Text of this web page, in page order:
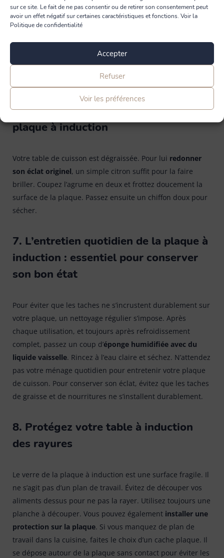
sur ce site. Le fait de ne pas consentir ou de retirer son consentement peut
avoir un effet négatif sur certaines caractéristiques et fonctions. Voir la
Politique de confidentialité
Accepter
Refuser
Voir les préférences
6. Le citron pour faire briller votre
plaque à induction
Votre table de cuisson est dégraissée. Pour lui redonner
son éclat originel, un simple citron suffit pour la faire
briller. Coupez l’agrume en deux et frottez doucement la
surface de la plaque. Passez ensuite un chiffon doux pour
sécher.
7. L’entretien quotidien de la plaque à
induction : essentiel pour conserver
son bon état
Pour éviter que les taches ne s’incrustent durablement sur
votre plaque, un nettoyage régulier s’impose. Après
chaque utilisation, et toujours après refroidissement
complet, passez un coup d’éponge humidifiée avec du
liquide vaisselle. Rincez à l’eau claire et séchez. N’attendez
pas votre ménage quotidien pour entretenir votre plaque
de cuisson. Pour conserver son éclat, évitez que les taches
de graisse et de nourritures ne s’installent durablement.
8. Protégez votre table à induction
des rayures
Le verre de la plaque à induction est une surface fragile. Il
ne s’agit pas d’un plan de travail. Évitez de découper vos
aliments dessus pour ne pas la rayer. Utilisez toujours une
planche à découper. Vous pouvez également installer une
protection sur la plaque. Si vous manquez de plan de
travail dans la cuisine, faites le choix d’un cache plaque. Il
se dépose autour de la plaque sans contact pour éviter les